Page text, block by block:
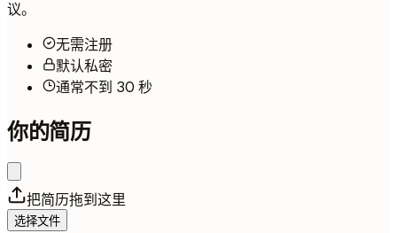
议。
无需注册
默认私密
通常不到 30 秒
你的简历
把简历拖到这里
选择文件